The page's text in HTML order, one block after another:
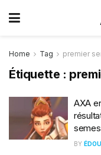
Home Tag premier
Étiquette :
AXA
BY